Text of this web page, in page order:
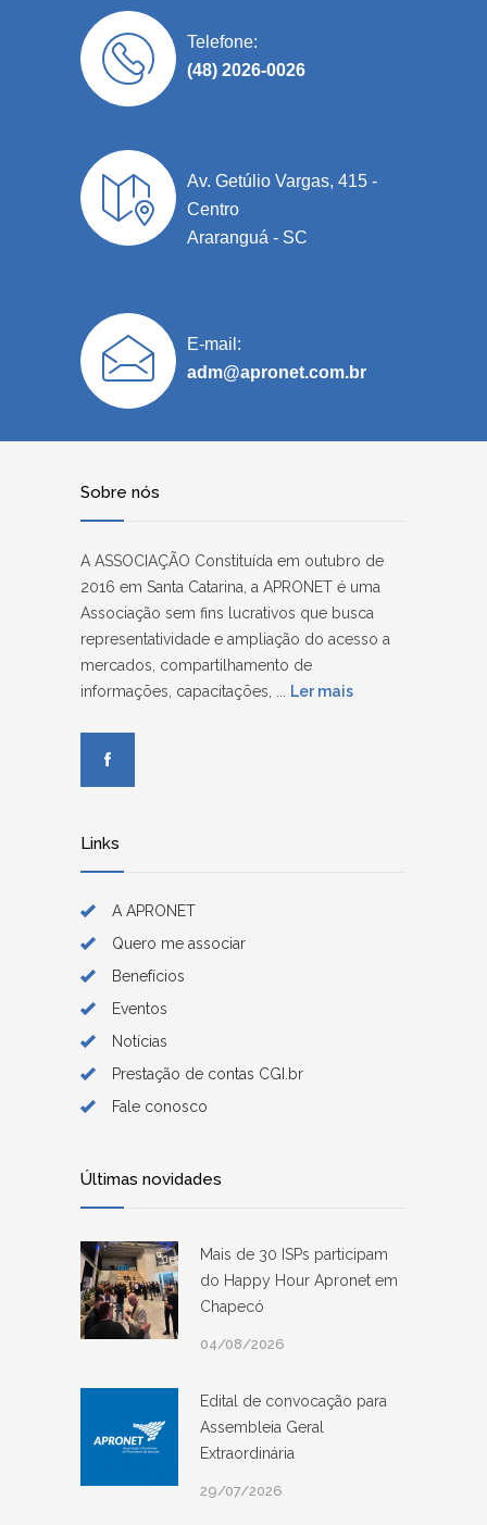
Telefone:
(48) 2026-0026
Av. Getúlio Vargas, 415 -
Centro
Araranguá - SC
E-mail:
adm@apronet.com.br
Sobre nós
A ASSOCIAÇÃO Constituída em outubro de
2016 em Santa Catarina, a APRONET é uma
Associação sem fins lucrativos que busca
representatividade e ampliação do acesso a
mercados, compartilhamento de
informações, capacitações, ...
Ler mais
Links
A APRONET
Quero me associar
Benefícios
Eventos
Notícias
Prestação de contas CGI.br
Fale conosco
Últimas novidades
Mais de 30 ISPs participam
do Happy Hour Apronet em
Chapecó
04/08/2026
Edital de convocação para
Assembleia Geral
Extraordinária
29/07/2026